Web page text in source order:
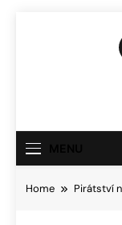
Home Pirátství